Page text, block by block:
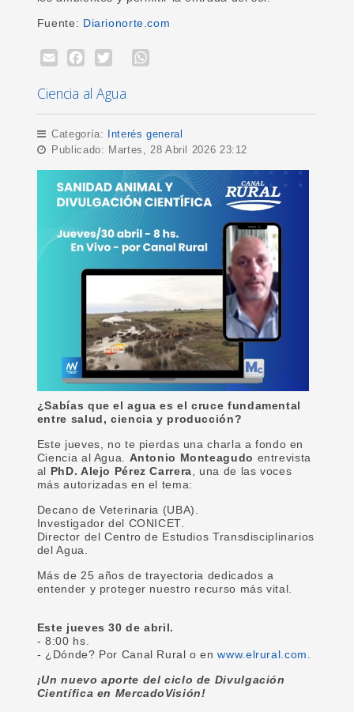
Fuente: Diarionorte.com
EmailFacebook
Twitter
Ciencia al Agua
Categoría:
Interés general
Publicado: Martes, 28 Abril 2026 23:12
¿Sabías que el agua es el cruce fundamental
entre salud, ciencia y producción?
Este jueves, no te pierdas una charla a fondo en
Ciencia al Agua. Antonio Monteagudo entrevista
al
PhD. Alejo Pérez Carrera, una de las voces
más autorizadas en el tema:
Decano de Veterinaria (UBA).
Investigador del CONICET.
Director del Centro de Estudios Transdisciplinarios
del Agua.
Más de 25 años de trayectoria dedicados a
entender y proteger nuestro recurso más vital.
Este jueves 30 de abril.
- 8:00 hs.
- ¿Dónde? Por Canal Rural o enwww.elrural.com .
¡Un nuevo aporte del ciclo de Divulgación
Científica en MercadoVisión!